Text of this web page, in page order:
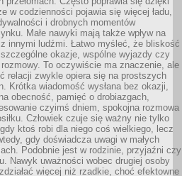
w codzienności pojawia się więcej ładu,
i drobnych momentów
Małe nawyki mają także wpływ na
innymi ludźmi. Łatwo myśleć, że bliskość
szczególne okazje, wspólne wyjazdy czy
To oczywiście ma znaczenie, ale
relacji zwykle opiera się na prostszych
Krótka wiadomość wysłana bez okazji,
obecność, pamięć o drobiazgach,
czyimś dniem, spokojna rozmowa
Człowiek czuje się ważny nie tylko
ktoś robi dla niego coś wielkiego, lecz
gdy doświadcza uwagi w małych
Podobnie jest w rodzinie, przyjaźni czy
Nawyk uważności wobec drugiej osoby
więcej niż rzadkie, choć efektowne